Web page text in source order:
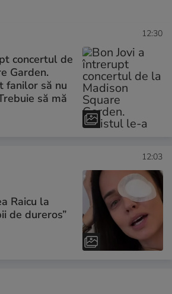
12:30
concertul de
Garden.
fanilor să nu
să mă
12:03
Raicu la
de dureros”